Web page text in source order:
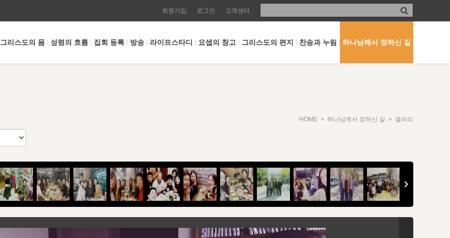
회원가입 로그인 고객센터
그리스도의 몸 성령의 흐름 집회 등록 방송 라이프스타디 요셉의 창고 그리스도의 편지 찬송과 누림 하나님께서 정하신 길
HOME > 하나님께서 정하신 길 > 갤러리